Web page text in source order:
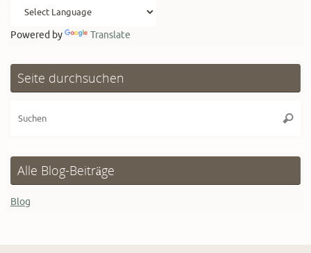
Powered by Translate
Seite durchsuchen
Alle Blog-Beiträge
Blog